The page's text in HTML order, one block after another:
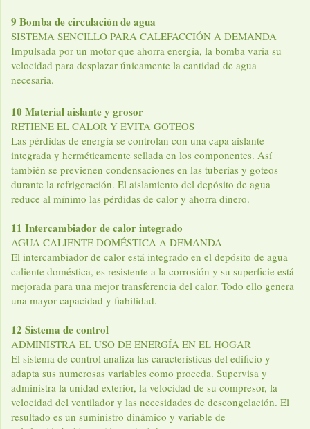
9 Bomba de circulación de agua
SISTEMA SENCILLO PARA CALEFACCIÓN A DEMANDA
Impulsada por un motor que ahorra energía, la bomba varía su
velocidad para desplazar únicamente la cantidad de agua
necesaria.
10 Material aislante y grosor
RETIENE EL CALOR Y EVITA GOTEOS
Las pérdidas de energía se controlan con una capa aislante
integrada y herméticamente sellada en los componentes. Así
también se previenen condensaciones en las tuberías y goteos
durante la refrigeración. El aislamiento del depósito de agua
reduce al mínimo las pérdidas de calor y ahorra dinero.
11 Intercambiador de calor integrado
AGUA CALIENTE DOMÉSTICA A DEMANDA
El intercambiador de calor está integrado en el depósito de agua
caliente doméstica, es resistente a la corrosión y su superficie está
mejorada para una mejor transferencia del calor. Todo ello genera
una mayor capacidad y fiabilidad.
12 Sistema de control
ADMINISTRA EL USO DE ENERGÍA EN EL HOGAR
El sistema de control analiza las características del edificio y
adapta sus numerosas variables como proceda. Supervisa y
administra la unidad exterior, la velocidad de su compresor, la
velocidad del ventilador y las necesidades de descongelación. El
resultado es un suministro dinámico y variable de